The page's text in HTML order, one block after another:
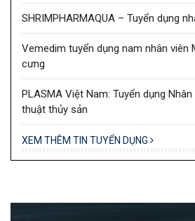
SHRIMPHARMAQUA – Tuyển dụng
Vemedim tuyển dụng nam nhân viên
cưng
PLASMA Việt Nam: Tuyển dụng
thuật thủy sản
XEM THÊM TIN TUYỂN DỤNG